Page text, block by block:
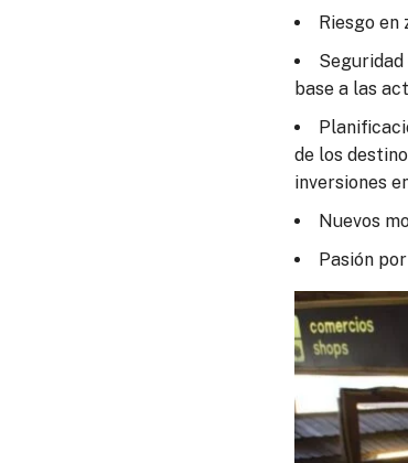
Riesgo en
base a las
de los
inversiones
Nuevos
Pasión